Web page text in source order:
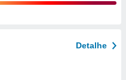
Detalhe